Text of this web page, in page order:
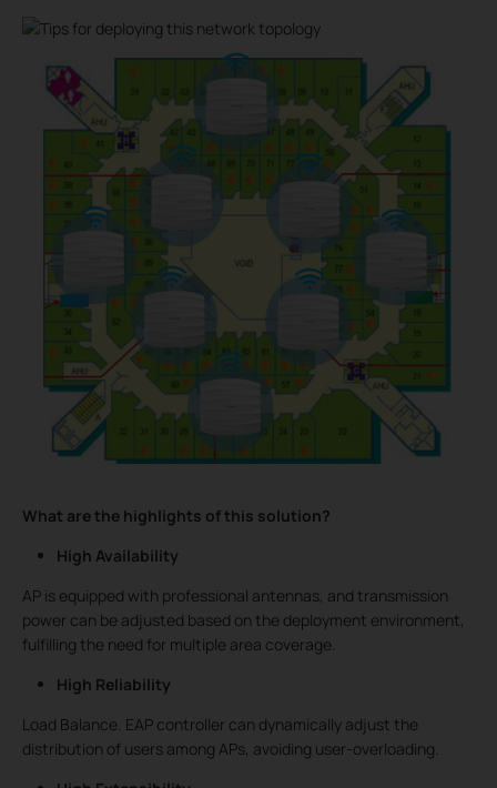
What are the highlights of this solution?
High Availability
AP is equipped with professional antennas, and transmission
power can be adjusted based on the deployment environment,
fulfilling the need for multiple area coverage.
High Reliability
Load Balance. EAP controller can dynamically adjust the
distribution of users among APs, avoiding user-overloading.